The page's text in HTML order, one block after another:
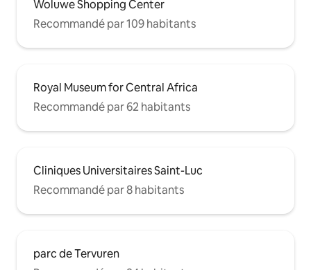
Woluwe Shopping Center
Recommandé par 109 habitants
Royal Museum for Central Africa
Recommandé par 62 habitants
Cliniques Universitaires Saint-Luc
Recommandé par 8 habitants
parc de Tervuren